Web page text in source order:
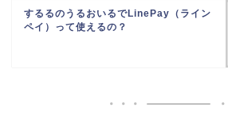
するるのうるおいるでLinePay（ライン
ペイ）って使えるの？